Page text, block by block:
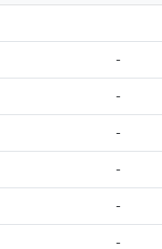
-
-
-
-
-
-